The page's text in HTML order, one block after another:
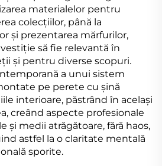
materialelor pentru
colecțiilor, până la
și prezentarea mărfurilor,
să fie relevantă în
și pentru diverse scopuri.
a unui sistem
pe perete cu șină
interioare, păstrând în același
creând aspecte profesionale
și medii atrăgătoare, fără haos,
astfel la o claritate mentală
sporite.